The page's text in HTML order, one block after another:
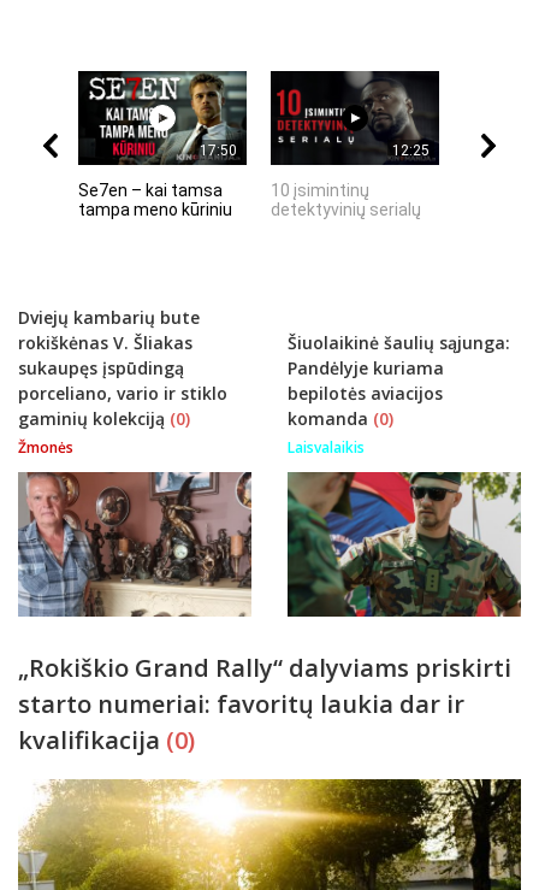
17:50
Se7en – kai tamsa
tampa meno kūriniu
12:25
10 įsimintinų
detektyvinių serialų
Dviejų kambarių bute
rokiškėnas V. Šliakas
sukaupęs įspūdingą
porceliano, vario ir stiklo
gaminių kolekciją (0)
Žmonės
Šiuolaikinė šaulių sąjunga:
Pandėlyje kuriama
bepilotės aviacijos
komanda (0)
Laisvalaikis
„Rokiškio Grand Rally“ dalyviams priskirti
starto numeriai: favoritų laukia dar ir
kvalifikacija (0)